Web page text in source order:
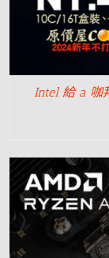
Intel 給 a 咖